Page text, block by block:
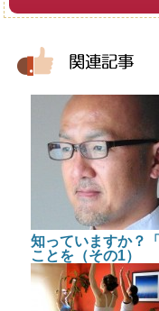
知っていますか？
ことを（その1）